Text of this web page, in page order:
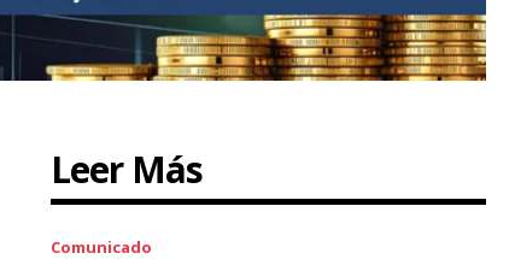
Leer Más
Comunicado